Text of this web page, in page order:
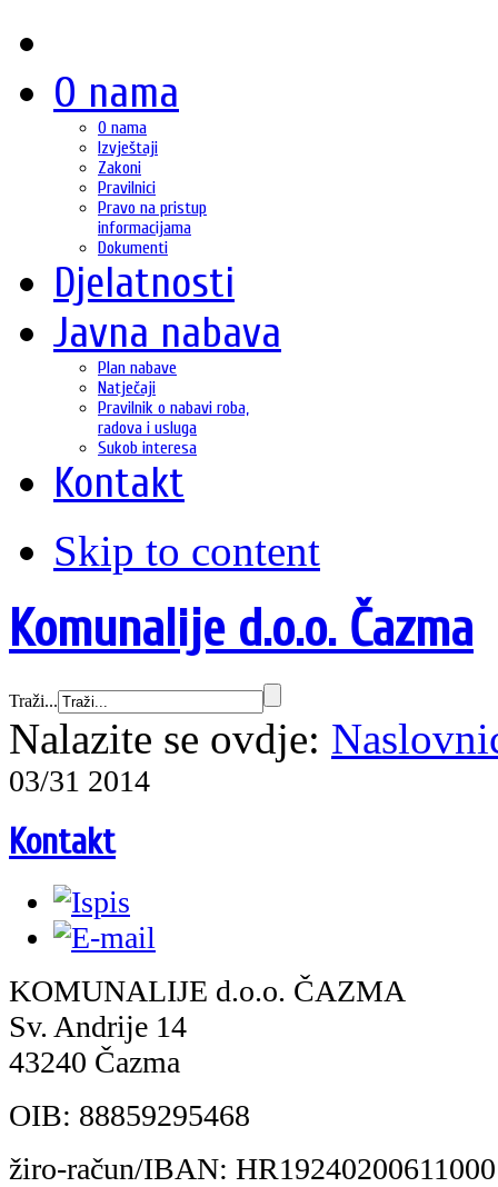
O nama
O nama
Izvještaji
Zakoni
Pravilnici
Pravo na pristup
informacijama
Dokumenti
Djelatnosti
Javna nabava
Plan nabave
Natječaji
Pravilnik o nabavi roba,
radova i usluga
Sukob interesa
Kontakt
Skip to content
Komunalije d.o.o. Čazma
Traži...
Nalazite se ovdje:
03/31 2014
Kontakt
KOMUNALIJE d.o.o. ČAZMA
Sv. Andrije 14
43240 Čazma
OIB: 88859295468
žiro-račun/IBAN: